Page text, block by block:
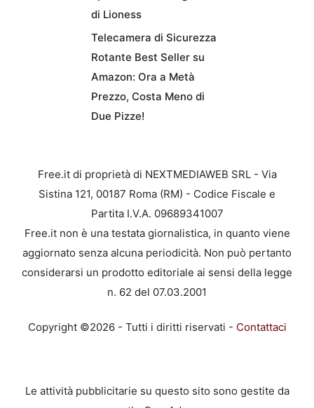
di Lioness
Telecamera di Sicurezza
Rotante Best Seller su
Amazon: Ora a Metà
Prezzo, Costa Meno di
Due Pizze!
Free.it di proprietà di NEXTMEDIAWEB SRL - Via
Sistina 121, 00187 Roma (RM) - Codice Fiscale e
Partita I.V.A. 09689341007
Free.it non è una testata giornalistica, in quanto viene
aggiornato senza alcuna periodicità. Non può pertanto
considerarsi un prodotto editoriale ai sensi della legge
n. 62 del 07.03.2001
Copyright ©2026 - Tutti i diritti riservati - Contattaci
Le attività pubblicitarie su questo sito sono gestite da